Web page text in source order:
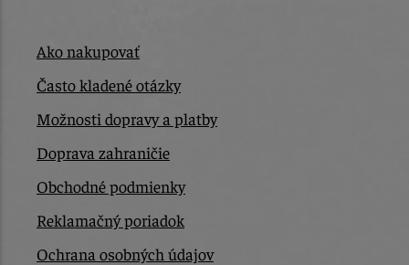
Ako nakupovať
Často kladené otázky
Možnosti dopravy a platby
Doprava zahraničie
Obchodné podmienky
Reklamačný poriadok
Ochrana osobných údajov